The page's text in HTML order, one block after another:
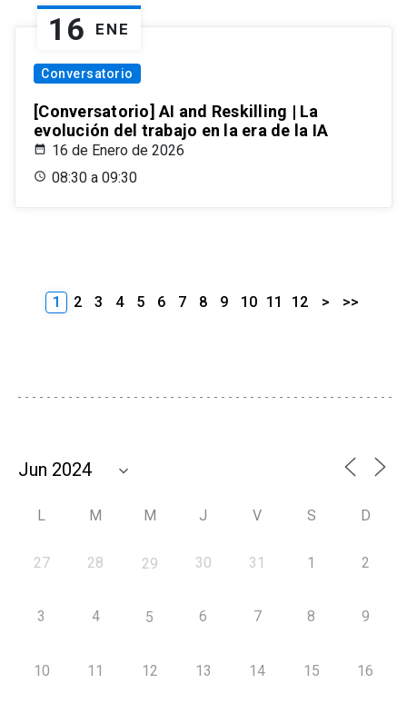
16 ENE
Conversatorio
[Conversatorio] AI and Reskilling | La
evolución del trabajo en la era de la IA
16 de Enero de 2026
08:30 a 09:30
1 2 3 4 5 6 7 8 9 10 11 12 > >>
L M M J V S D
27 28 29 30 31 1 2
3 4 5 6 7 8 9
10 11 12 13 14 15 16